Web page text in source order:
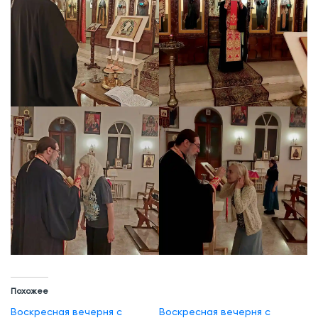
Похожее
Воскресная вечерня с Воскресная вечерня с